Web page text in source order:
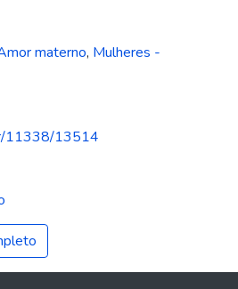
materno, Mulheres -
11338/13514